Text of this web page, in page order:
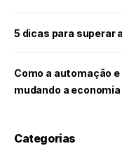
5 dicas para superar
Como a automação
mudando a
Categorias